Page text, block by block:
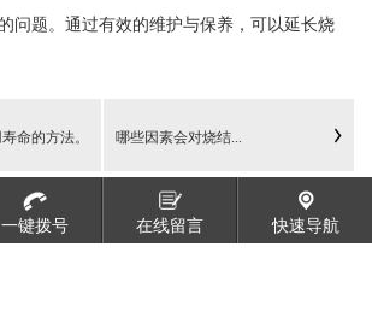
问题。通过有效的维护与保养，可以延长烧
命的方法。 哪些因素会对烧结...
一键拨号 在线留言 快速导航